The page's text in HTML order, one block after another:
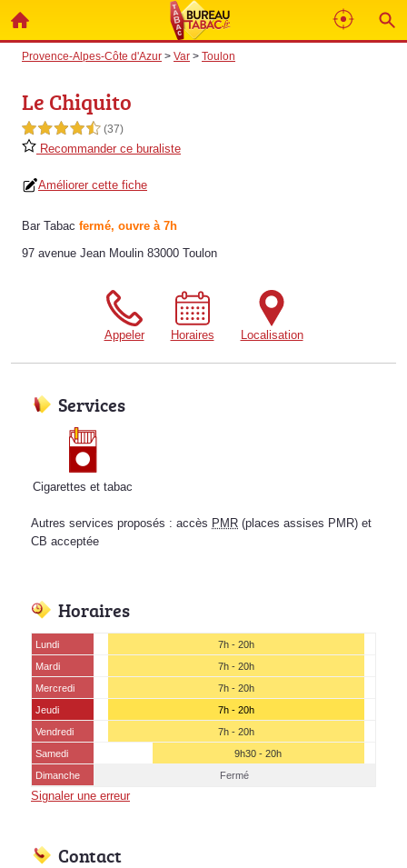
Provence-Alpes-Côte d'Azur > Var > Toulon
Le Chiquito
4,5 étoiles sur 5 (37)
Recommander ce buraliste
Améliorer cette fiche
Bar Tabac fermé, ouvre à 7h
97 avenue Jean Moulin 83000 Toulon
Appeler Horaires Localisation
Services
Cigarettes et tabac
Autres services proposés : accès PMR (places assises PMR) et
CB acceptée
Horaires
Lundi
7h - 20h
Mardi
7h - 20h
Mercredi
7h - 20h
Jeudi
7h - 20h
Vendredi
7h - 20h
Samedi
9h30 - 20h
Dimanche
Fermé
Signaler une erreur
Contact